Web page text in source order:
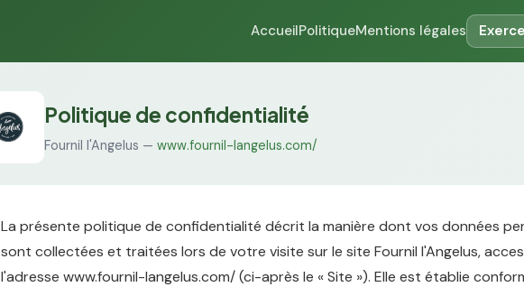
AccueilPolitiqueMentions légales
Politique de confidentialité
Fournil l'Angelus — www.fournil-langelus.com/
La présente politique de confidentialité décrit la manière dont vos données
sont collectées et traitées lors de votre visite sur le site Fournil l'Angelus,
l'adresse www.fournil-langelus.com/ (ci-après le « Site »). Elle est établie